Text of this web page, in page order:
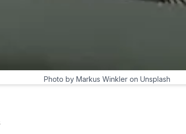
Photo by Markus Winkler on Unsplash